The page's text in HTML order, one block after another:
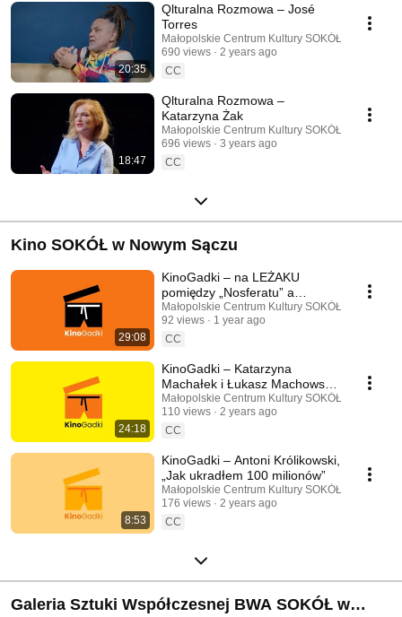
20:35
Qlturalna Rozmowa – José
Torres
Małopolskie Centrum Kultury SOKÓŁ
690 views
2 years ago
CC
18:47
Qlturalna Rozmowa –
Katarzyna Żak
Małopolskie Centrum Kultury SOKÓŁ
696 views
3 years ago
CC
Kino SOKÓŁ w Nowym Sączu
29:08
KinoGadki – na LEŻAKU
pomiędzy „Nosferatu” a
„Mickey 17”
Małopolskie Centrum Kultury SOKÓŁ
92 views
1 year ago
CC
24:18
KinoGadki – Katarzyna
Machałek i Łukasz Machowski,
„Dzień i noc”
Małopolskie Centrum Kultury SOKÓŁ
110 views
2 years ago
CC
8:53
KinoGadki – Antoni Królikowski,
„Jak ukradłem 100 milionów”
Małopolskie Centrum Kultury SOKÓŁ
176 views
2 years ago
CC
Galeria Sztuki Współczesnej BWA SOKÓŁ w